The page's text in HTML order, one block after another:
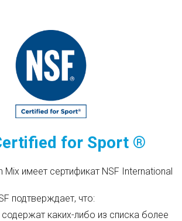
for Sport ®
Mix имеет сертификат NSF International
подтверждает, что:
содержат каких-либо из списка более